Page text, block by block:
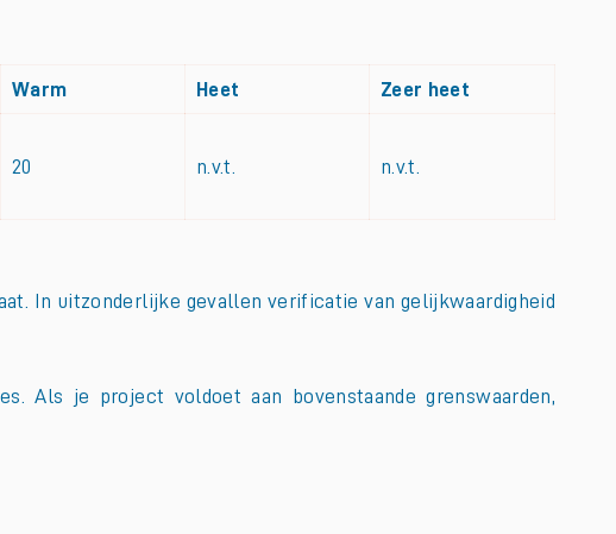
Warm Heet Zeer heet
20 n.v.t. n.v.t.
In uitzonderlijke gevallen verificatie van gelijkwaardigheid
Als je project voldoet aan bovenstaande grenswaarden,